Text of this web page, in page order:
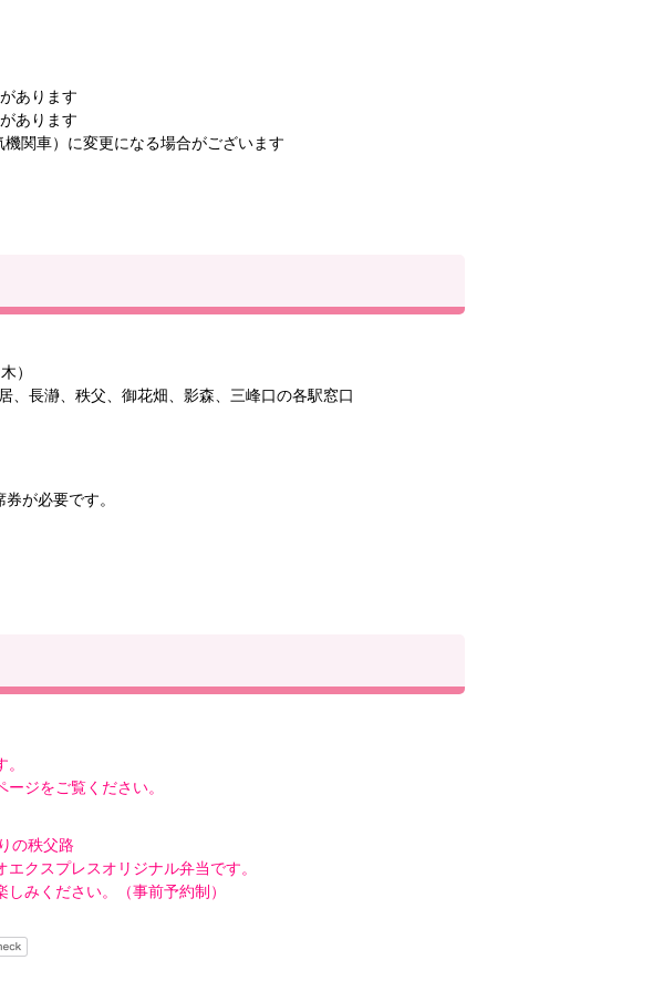
あります
あります
関車）に変更になる場合がございます
）
、長瀞、秩父、御花畑、影森、三峰口の各駅窓口
が必要です。
ジをご覧ください。
クスプレスオリジナル弁当です。
みください。（事前予約制）